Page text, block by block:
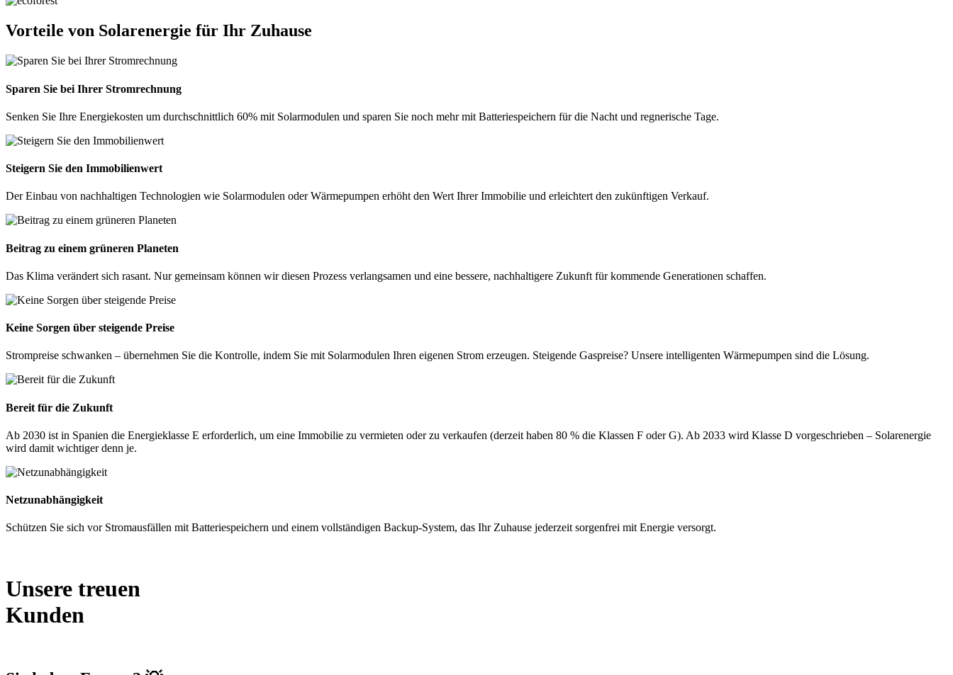
Vorteile von Solarenergie für Ihr Zuhause
Sparen Sie bei Ihrer Stromrechnung
Senken Sie Ihre Energiekosten um durchschnittlich 60% mit Solarmodulen und sparen Sie noch mehr mit Batteriespeichern für die Nacht und regnerische Tage.
Steigern Sie den Immobilienwert
Der Einbau von nachhaltigen Technologien wie Solarmodulen oder Wärmepumpen erhöht den Wert Ihrer Immobilie und erleichtert den zukünftigen Verkauf.
Beitrag zu einem grüneren Planeten
Das Klima verändert sich rasant. Nur gemeinsam können wir diesen Prozess verlangsamen und eine bessere, nachhaltigere Zukunft für kommende Generationen schaffen.
Keine Sorgen über steigende Preise
Strompreise schwanken – übernehmen Sie die Kontrolle, indem Sie mit Solarmodulen Ihren eigenen Strom erzeugen. Steigende Gaspreise? Unsere intelligenten Wärmepumpen sind die Lösung.
Bereit für die Zukunft
Ab 2030 ist in Spanien die Energieklasse E erforderlich, um eine Immobilie zu vermieten oder zu verkaufen (derzeit haben 80 % die Klassen F oder G). Ab 2033 wird Klasse D vorgeschrieben – Solarenergie
wird damit wichtiger denn je.
Netzunabhängigkeit
Schützen Sie sich vor Stromausfällen mit Batteriespeichern und einem vollständigen Backup-System, das Ihr Zuhause jederzeit sorgenfrei mit Energie versorgt.
Unsere treuen
Kunden